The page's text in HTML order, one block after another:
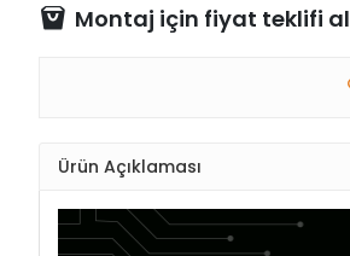
Montaj için fiyat teklifi al
Ürün Açıklaması